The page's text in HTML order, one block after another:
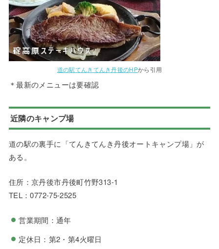
道の駅てんきてんき丹後のHPから引用
＊最新のメニューは要確認
近隣のキャンプ場
道の駅の裏手に「てんきてんき丹後オートキャンプ場」が
ある。
住所：京丹後市丹後町竹野313-1
TEL：0772-75-2525
営業期間：通年
定休日：第2・第4火曜日